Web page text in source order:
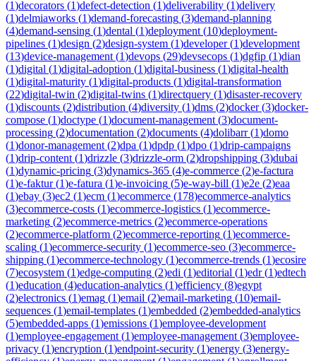
(1)decorators (1)defect-detection (1)deliverability (1)delivery
(1)delmiaworks (1)demand-forecasting (3)demand-planning
(4)demand-sensing (1)dental (1)deployment (10)deployment-
pipelines (1)design (2)design-system (1)developer(1)development
(13)device-management (1)devops (29)devsecops (1)dgfip (1)dian
(1)digital (1)digital-adoption (1)digital-business (1)digital-health
(1)digital-maturity (1)digital-products (1)digital-transformation
(22)digital-twin (2)digital-twins (1)directquery (1)disaster-recovery
(1)discounts (2)distribution (4)diversity (1)dms (2)docker(3)docker-
compose (1)doctype (1)document-management (3)document-
processing (2)documentation (2)documents (4)dolibarr(1)domo
(1)donor-management (2)dpa (1)dpdp (1)dpo (1)drip-campaigns
(1)drip-content (1)drizzle (3)drizzle-orm (2)dropshipping (3)dubai
(1)dynamic-pricing (3)dynamics-365 (4)e-commerce (2)e-factura
(1)e-faktur(1)e-fatura (1)e-invoicing (5)e-way-bill (1)e2e (2)eaa
(1)ebay (3)ec2 (1)ecm (1)ecommerce (178)ecommerce-analytics
(3)ecommerce-costs (1)ecommerce-logistics (1)ecommerce-
marketing (2)ecommerce-metrics (2)ecommerce-operations
(2)ecommerce-platform (2)ecommerce-reporting (1)ecommerce-
scaling (1)ecommerce-security (1)ecommerce-seo (3)ecommerce-
shipping (1)ecommerce-technology (1)ecommerce-trends (1)ecosire
(7)ecosystem (1)edge-computing (2)edi (1)editorial (1)edr(1)edtech
(1)education (4)education-analytics (1)efficiency (8)egypt
(2)electronics (1)emag (1)email (2)email-marketing (10)email-
sequences (1)email-templates (1)embedded (2)embedded-analytics
(5)embedded-apps (1)emissions (1)employee-development
(1)employee-engagement (1)employee-management (3)employee-
privacy (1)encryption (1)endpoint-security (1)energy (3)energy-